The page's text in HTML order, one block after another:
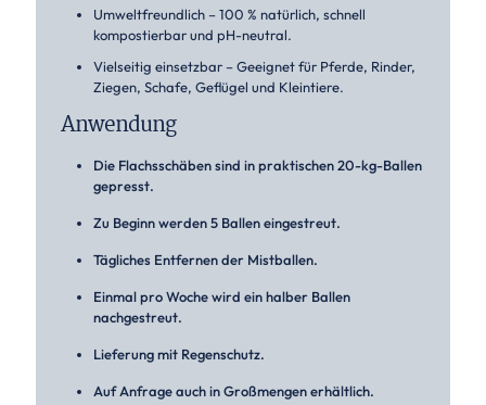
Umweltfreundlich – 100 % natürlich, schnell
kompostierbar und pH-neutral.
Vielseitig einsetzbar – Geeignet für Pferde, Rinder,
Ziegen, Schafe, Geflügel und Kleintiere.
Anwendung
Die Flachsschäben sind in praktischen 20-kg-Ballen
gepresst.
Zu Beginn werden 5 Ballen eingestreut.
Tägliches Entfernen der Mistballen.
Einmal pro Woche wird ein halber Ballen
nachgestreut.
Lieferung mit Regenschutz.
Auf Anfrage auch in Großmengen erhältlich.